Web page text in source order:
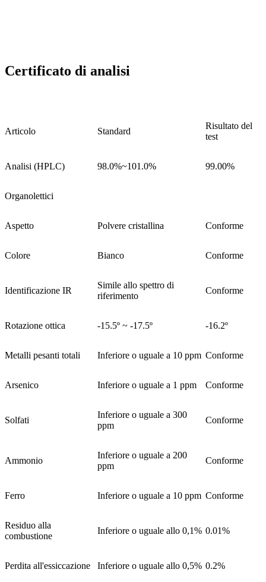
Certificato di analisi
Articolo Standard
Risultato del
test
Analisi (HPLC) 98.0%~101.0% 99.00%
Organolettici
Aspetto Polvere cristallina Conforme
Colore Bianco Conforme
Identificazione IR
Simile allo spettro di
riferimento
Conforme
Rotazione ottica -15.5º ~ -17.5º -16.2º
Metalli pesanti totali Inferiore o uguale a 10 ppm Conforme
Arsenico Inferiore o uguale a 1 ppm Conforme
Solfati
Inferiore o uguale a 300
ppm
Conforme
Ammonio
Inferiore o uguale a 200
ppm
Conforme
Ferro Inferiore o uguale a 10 ppm Conforme
Residuo alla
combustione
Inferiore o uguale allo 0,1% 0.01%
Perdita all'essiccazione Inferiore o uguale allo 0,5% 0.2%